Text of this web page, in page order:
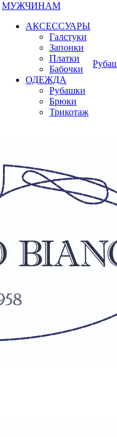
МУЖЧИНАМ
АКСЕССУАРЫ
Галстуки
Запонки
Платки
Бабочки
ОДЕЖДА
Рубашки
Брюки
Трикотаж